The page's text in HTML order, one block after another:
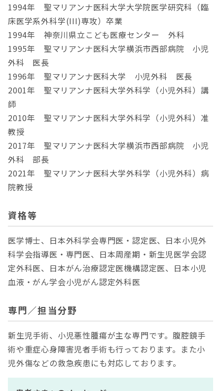
1994年 聖マリアンナ医科大学大学院医学研究科（臨
床医学系外科学(III)専攻）卒業
1994年 神奈川県立こども医療センター 外科
1995年 聖マリアンナ医科大学横浜市西部病院 小児
外科 医長
1996年 聖マリアンナ医科大学 小児外科 医長
2001年 聖マリアンナ医科大学外科学（小児外科）講
師
2010年 聖マリアンナ医科大学外科学（小児外科）准
教授
2017年 聖マリアンナ医科大学横浜市西部病院 小児
外科 部長
2021年 聖マリアンナ医科大学外科学（小児外科）病
院教授
資格等
医学博士、日本外科学会専門医・認定医、日本小児外
科学会指導医・専門医、日本周産期・新生児医学会認
定外科医、日本がん治療認定医機構認定医、日本小児
血液・がん学会小児がん認定外科医
専門／担当分野
新生児手術、小児悪性腫瘍が主な専門です。腹腔鏡手
術や重症心身障害児者手術も行っております。また小
児外傷などの救急疾患にも対応しております。